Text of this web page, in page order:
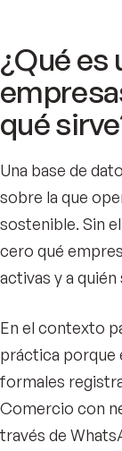
¿Qué es
qué
Una base de
sobre la que
sostenible. Sin
cero qué
activas y a
En el contexto
práctica porque
formales
Comercio con
través de